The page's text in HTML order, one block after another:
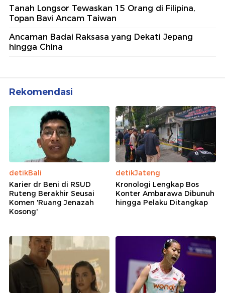
Tanah Longsor Tewaskan 15 Orang di Filipina,
Topan Bavi Ancam Taiwan
Ancaman Badai Raksasa yang Dekati Jepang
hingga China
Rekomendasi
detikBali
Karier dr Beni di RSUD
Ruteng Berakhir Seusai
Komen 'Ruang Jenazah
Kosong'
detikJateng
Kronologi Lengkap Bos
Konter Ambarawa Dibunuh
hingga Pelaku Ditangkap